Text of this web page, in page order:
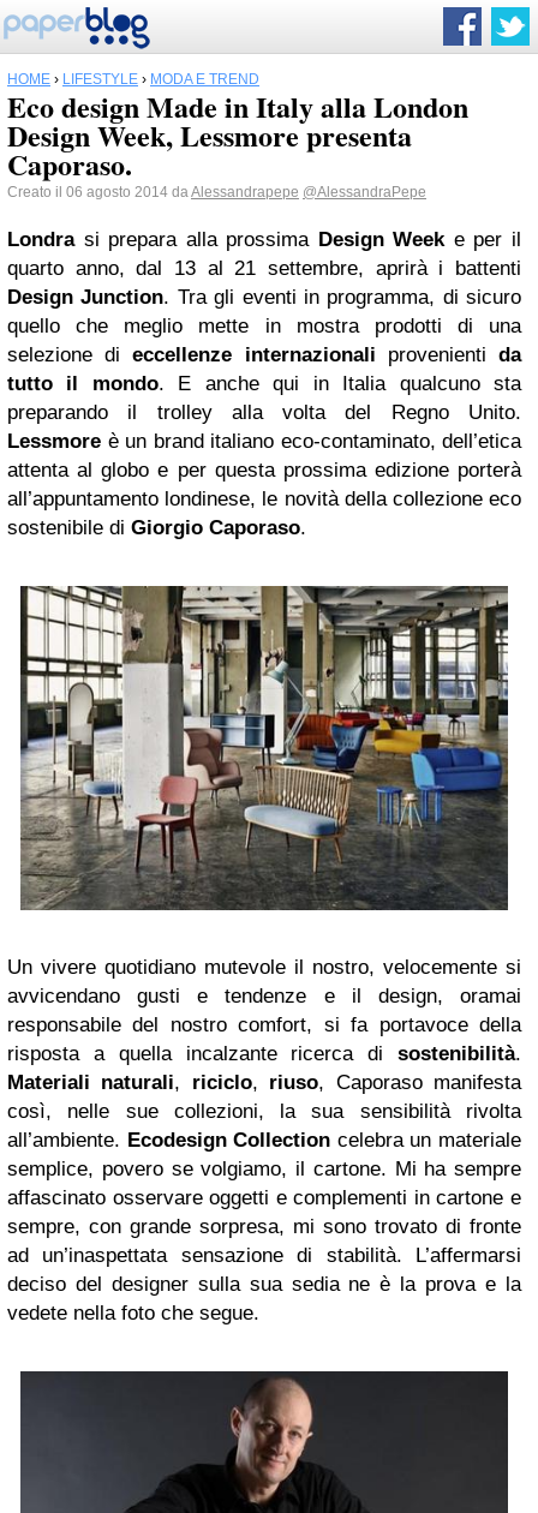
HOME › LIFESTYLE › MODA E TREND
Eco design Made in Italy alla London
Design Week, Lessmore presenta
Caporaso.
Creato il 06 agosto 2014 daAlessandrapepe @AlessandraPepe
Londrasi prepara alla prossima Design Weeke per il
quarto anno, dal 13 al 21 settembre, aprirà i battenti
Design Junction. Tra gli eventi in programma, di sicuro
quello che meglio mette in mostra prodotti di una
selezione dieccellenze internazionali provenientida
tutto il mondo. E anche qui in Italia qualcuno sta
preparando il trolley alla volta del Regno Unito.
Lessmore è un brand italiano eco-contaminato, dell’etica
attenta al globo e per questa prossima edizione porterà
all’appuntamento londinese, le novità della collezione eco
sostenibile di Giorgio Caporaso.
Un vivere quotidiano mutevole il nostro, velocemente si
avvicendano gusti e tendenze e il design, oramai
responsabile del nostro comfort, si fa portavoce della
risposta a quella incalzante ricerca di sostenibilità.
Materiali naturali, riciclo, riuso, Caporaso manifesta
così, nelle sue collezioni, la sua sensibilità rivolta
all’ambiente. Ecodesign Collection celebra un materiale
semplice, povero se volgiamo, il cartone. Mi ha sempre
affascinato osservare oggetti e complementi in cartone e
sempre, con grande sorpresa, mi sono trovato di fronte
ad un’inaspettata sensazione di stabilità. L’affermarsi
deciso del designer sulla sua sedia ne è la prova e la
vedete nella foto che segue.